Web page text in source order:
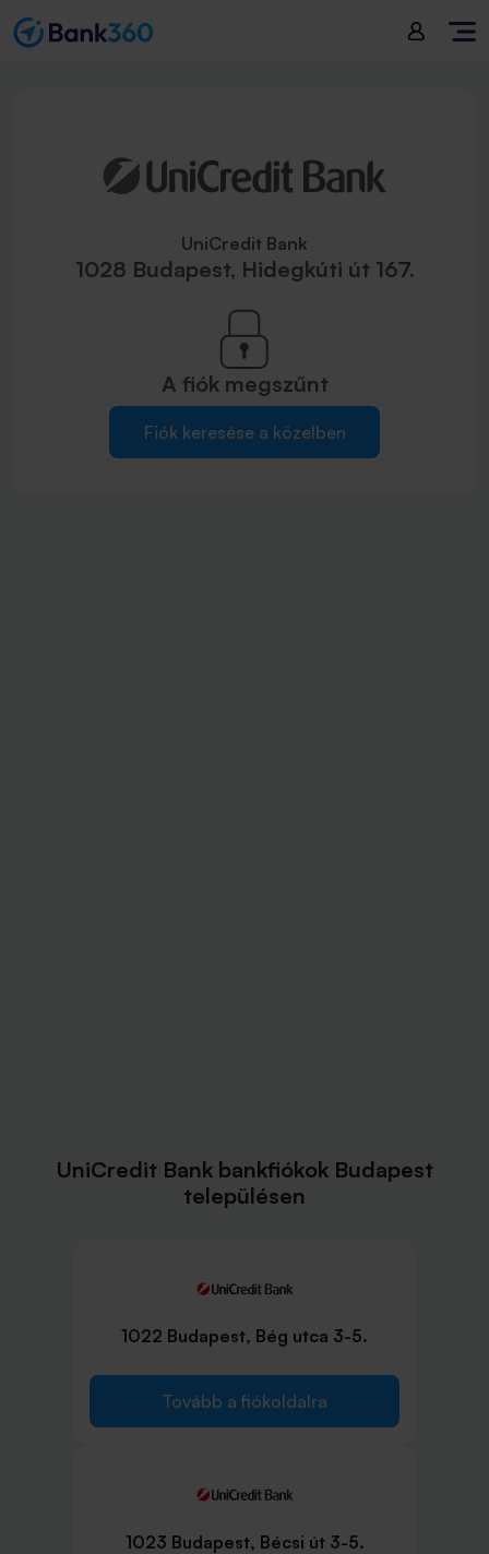
UniCredit Bank
1028 Budapest, Hidegkúti út 167.
A fiók megszűnt
Fiók keresése a közelben
UniCredit Bank bankfiókok Budapest
településen
1022 Budapest, Bég utca 3-5.
Tovább a fiókoldalra
1023 Budapest, Bécsi út 3-5.